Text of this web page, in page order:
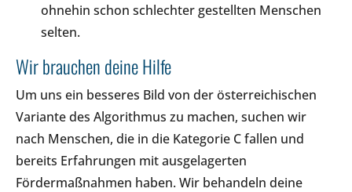
ohnehin schon schlechter gestellten Menschen
selten.
Wir brauchen deine Hilfe
Um uns ein besseres Bild von der österreichischen
Variante des Algorithmus zu machen, suchen wir
nach Menschen, die in die Kategorie C fallen und
bereits Erfahrungen mit ausgelagerten
Fördermaßnahmen haben. Wir behandeln deine